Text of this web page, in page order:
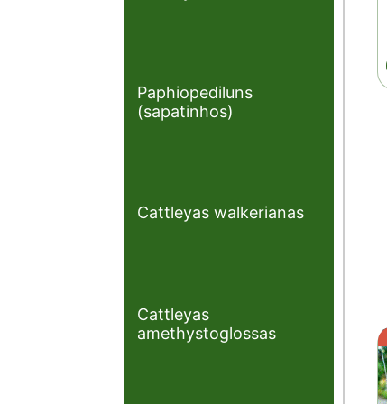
Paphiopediluns
(sapatinhos)
Cattleyas walkerianas
Cattleyas
amethystoglossas